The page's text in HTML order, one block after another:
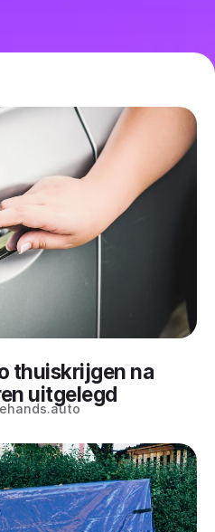
thuiskrijgen na
uitgelegd